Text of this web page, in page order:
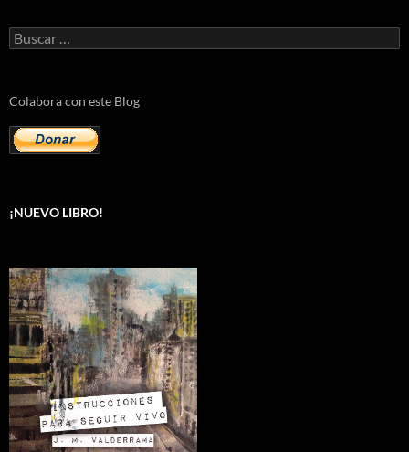
Buscar:
Colabora con este Blog
¡NUEVO LIBRO!